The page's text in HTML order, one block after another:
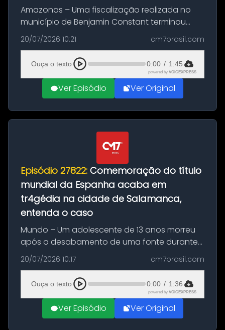
Amazonas – Uma fiscalização realizada no
município de Benjamin Constant terminou
com a apreensão de aproximadamente 115
quilos de entorpecentes em uma
embarcação atracada no porto da cidade. O
materia...
20/07/2026 10:21 cm7brasil.com
Ouça o texto 0:00 / 1:45
powered by VOICEXPRESS
Ver Episódio Ver Original
Episódio 27822: Comemoração do título
mundial da Espanha acaba em
tr4gédia na cidade de Salamanca,
entenda o caso
Mundo – Um adolescente de 13 anos morreu
após o desabamento de uma fonte durante
as comemorações pelo título da Copa do
Mundo conquistado pela Espanha, em
Ciudad Rodrigo, na província de Salamanca,
no...
20/07/2026 10:17 cm7brasil.com
Ouça o texto 0:00 / 1:36
powered by VOICEXPRESS
Ver Episódio Ver Original